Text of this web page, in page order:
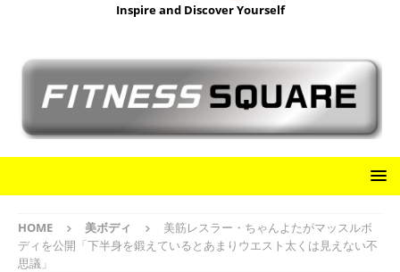
Inspire and Discover Yourself
HOME 美ボディ
美筋レスラー・ちゃんよたがマッスルボ
ディを公開「下半身を鍛えているとあまりウエスト太くは見えない不
思議」